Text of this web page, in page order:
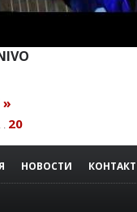
. 20
НОВОСТИ